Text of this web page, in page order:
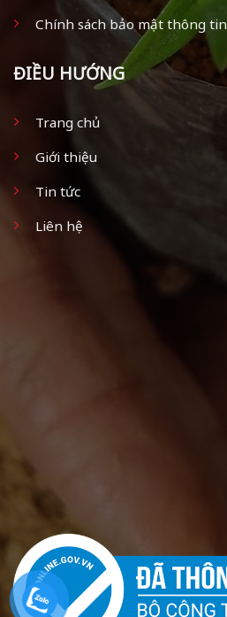
Chính sách bảo mật thông tin
ĐIỀU HƯỚNG
Trang chủ
Giới thiệu
Tin tức
Liên hệ